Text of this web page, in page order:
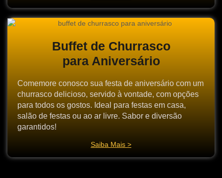
Buffet de Churrasco
para Aniversário
Comemore conosco sua festa de aniversário com um
churrasco delicioso, servido à vontade, com opções
para todos os gostos. Ideal para festas em casa,
salão de festas ou ao ar livre. Sabor e diversão
garantidos!
Saiba Mais >